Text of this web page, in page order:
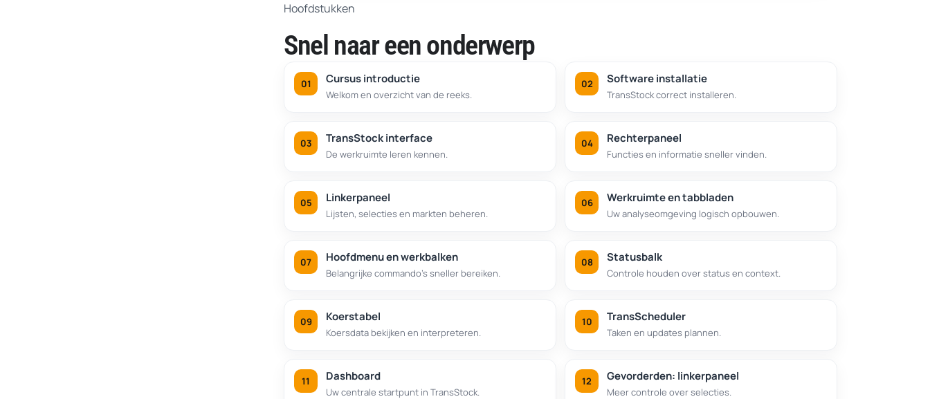
0.25
Hoofdstukken
Snel naar een onderwerp
Cursus introductie
Welkom en overzicht van de reeks.
Software installatie
TransStock correct installeren.
TransStock interface
De werkruimte leren kennen.
Rechterpaneel
Functies en informatie sneller vinden.
Linkerpaneel
Lijsten, selecties en markten beheren.
Werkruimte en tabbladen
Uw analyseomgeving logisch opbouwen.
Hoofdmenu en werkbalken
Belangrijke commando’s sneller bereiken.
Statusbalk
Controle houden over status en context.
Koerstabel
Koersdata bekijken en interpreteren.
TransScheduler
Taken en updates plannen.
Dashboard
Uw centrale startpunt in TransStock.
Gevorderden: linkerpaneel
Meer controle over selecties.